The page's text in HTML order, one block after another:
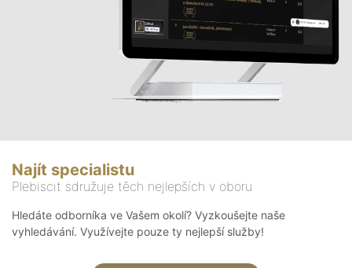
Najít specialistu
Plebiscit sdružuje těch nejlepších v oboru
Hledáte odborníka ve Vašem okolí? Vyzkoušejte naše
vyhledávání. Využívejte pouze ty nejlepší služby!